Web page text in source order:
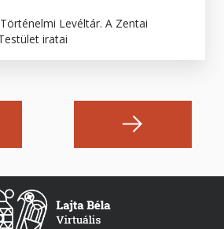
Levéltár. A Zentai
iratai